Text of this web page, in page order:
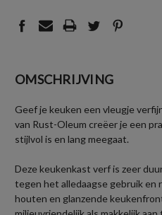
OMSCHRIJVING
Geef je keuken een vleugje
van Rust-Oleum creëer je een
stijlvol is en lang meegaat.
Deze keukenkast verf is zeer
tegen het alledaagse gebruik en
houten en glanzende